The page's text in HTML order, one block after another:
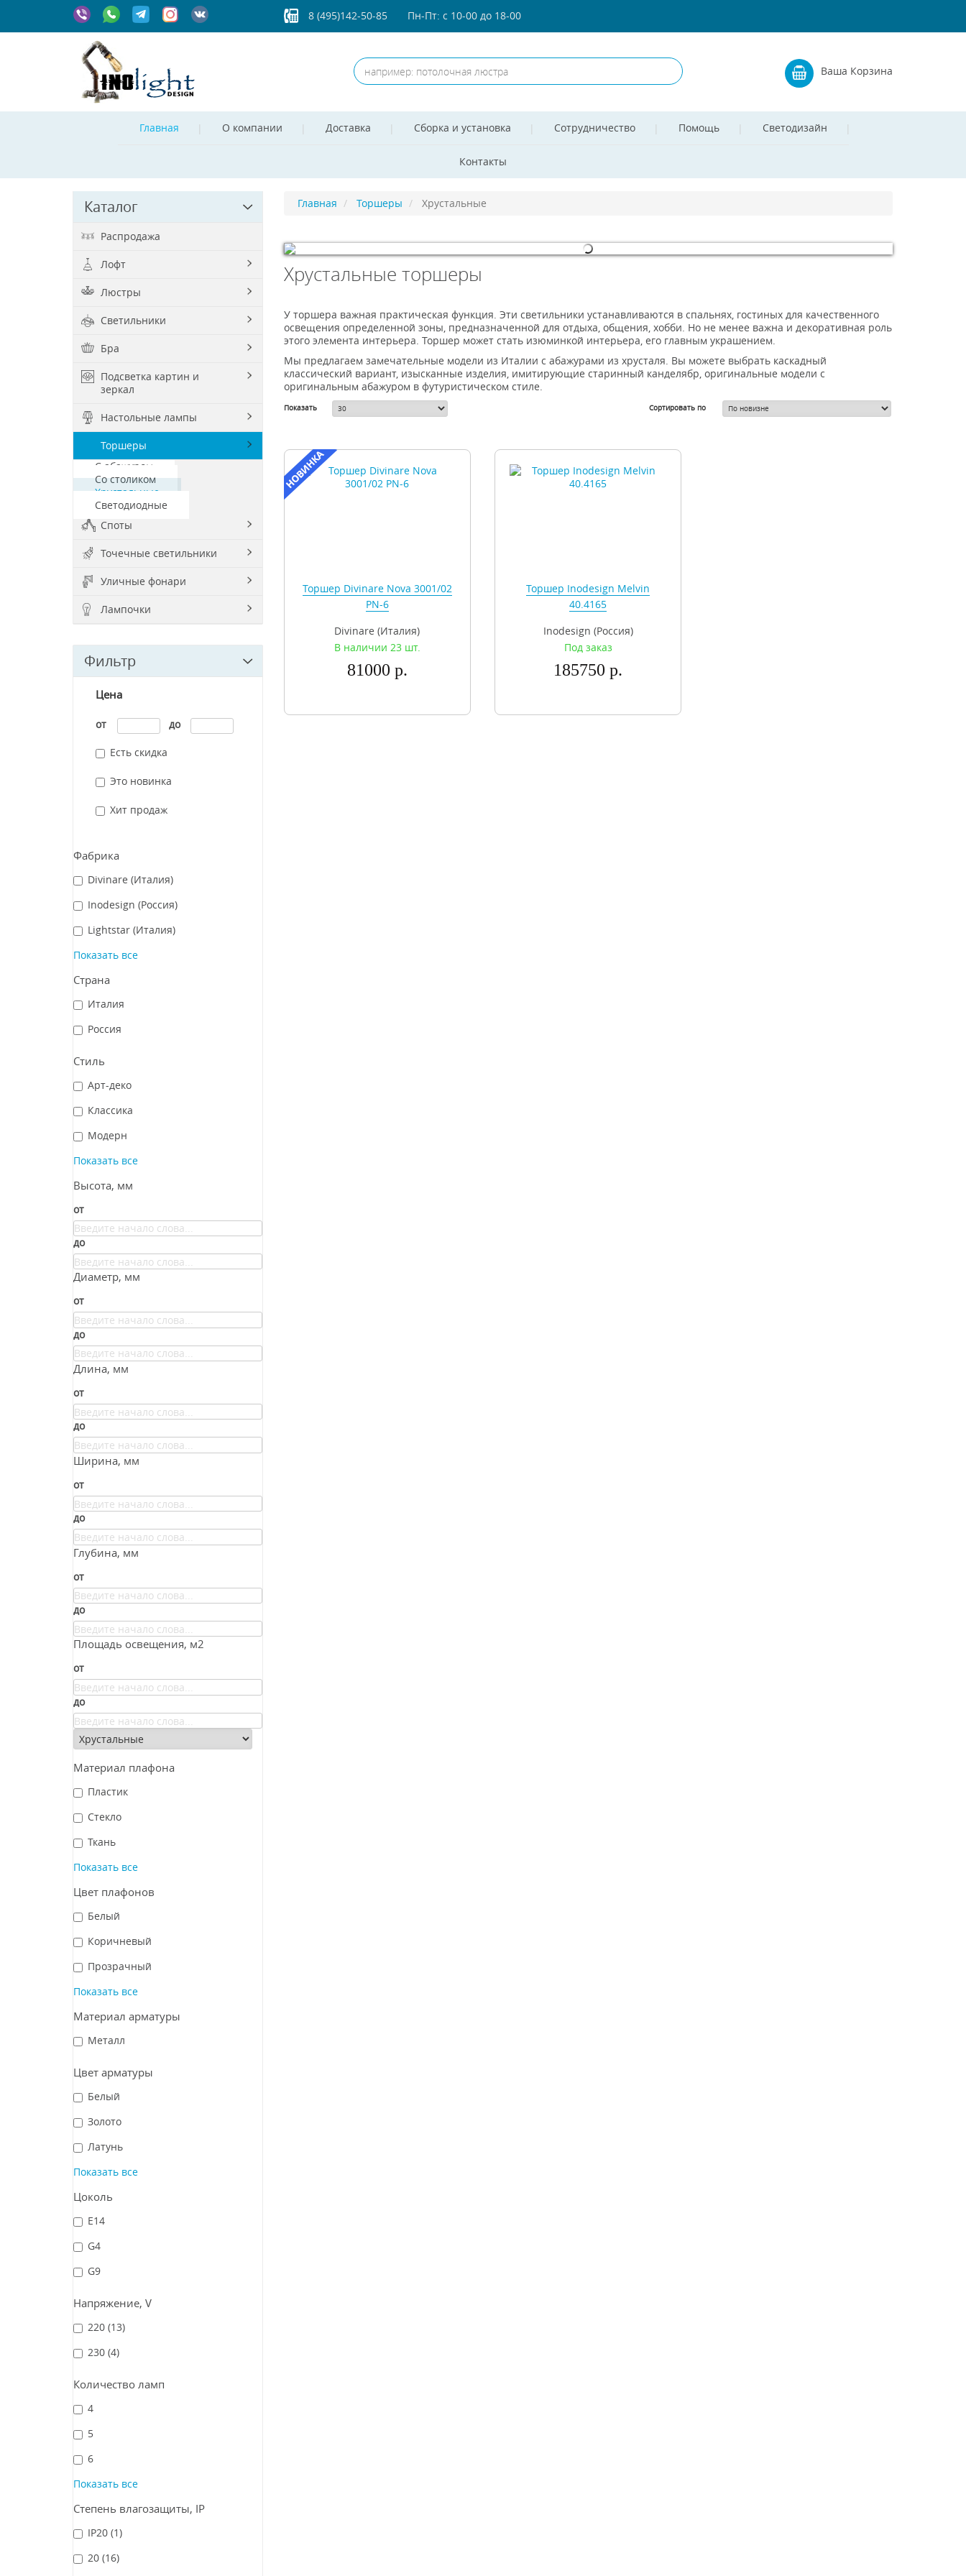
8 (495)142-50-85 Пн-Пт: с 10-00 до 18-00
Ваша Корзина
Главная О компании Доставка Сборка и установка Сотрудничество Помощь Светодизайн
Контакты
Каталог
Распродажа
Лофт
Люстры
Светильники
Бра
Подсветка картин и
зеркал
Настольные лампы
Торшеры
С абажуром
Со столиком
Хрустальные
Светодиодные
Споты
Точечные светильники
Уличные фонари
Лампочки
Фильтр
Цена
от до
Есть скидка
Это новинка
Хит продаж
Фабрика
Divinare (Италия)
Inodesign (Россия)
Lightstar (Италия)
Показать все
Страна
Италия
Россия
Стиль
Арт-деко
Классика
Модерн
Показать все
Высота, мм
от
до
Диаметр, мм
от
до
Длина, мм
от
до
Ширина, мм
от
до
Глубина, мм
от
до
Площадь освещения, м2
от
до
Материал плафона
Пластик
Стекло
Ткань
Показать все
Цвет плафонов
Белый
Коричневый
Прозрачный
Показать все
Материал арматуры
Металл
Цвет арматуры
Белый
Золото
Латунь
Показать все
Цоколь
E14
G4
G9
Напряжение, V
220 (13)
230 (4)
Количество ламп
4
5
6
Показать все
Степень влагозащиты, IP
IP20 (1)
20 (16)
Главная Торшеры Хрустальные
© Free
Хрустальные торшеры
У торшера важная практическая функция. Эти светильники устанавливаются в спальнях, гостиных для качественного
освещения определенной зоны, предназначенной для отдыха, общения, хобби. Но не менее важна и декоративная роль
этого элемента интерьера. Торшер может стать изюминкой интерьера, его главным украшением.
Мы предлагаем замечательные модели из Италии с абажурами из хрусталя. Вы можете выбрать каскадный
классический вариант, изысканные изделия, имитирующие старинный канделябр, оригинальные модели с
оригинальным абажуром в футуристическом стиле.
Показать Сортировать по
Торшер Divinare Nova 3001/02
PN-6
Divinare (Италия)
В наличии 23 шт.
81000 р.
Торшер Inodesign Melvin
40.4165
Inodesign (Россия)
Под заказ
185750 р.